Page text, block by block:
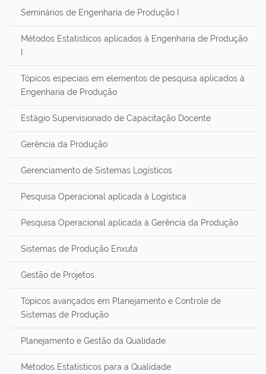
Seminários de Engenharia de Produção I
Métodos Estatísticos aplicados à Engenharia de Produção
Tópicos especiais em elementos de pesquisa aplicados à
Engenharia de Produção
Estágio Supervisionado de Capacitação Docente
Gerência da Produção
Gerenciamento de Sistemas Logísticos
Pesquisa Operacional aplicada à Logística
Pesquisa Operacional aplicada à Gerência da Produção
Sistemas de Produção Enxuta
Gestão de Projetos
Tópicos avançados em Planejamento e Controle de
Sistemas de Produção
Planejamento e Gestão da Qualidade
Métodos Estatísticos para a Qualidade